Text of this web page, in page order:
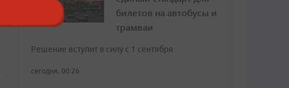
билетов на автобусы и
трамваи
Решение вступит в силу с 1 сентября
сегодня, 00:26